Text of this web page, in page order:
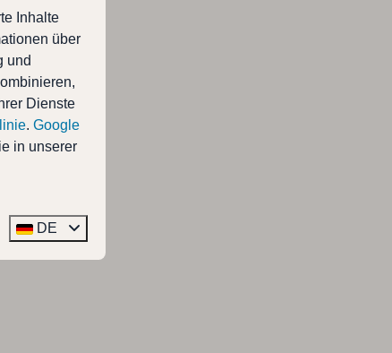
Inhalte
über
und
Dienste
. Google
in unserer
DE